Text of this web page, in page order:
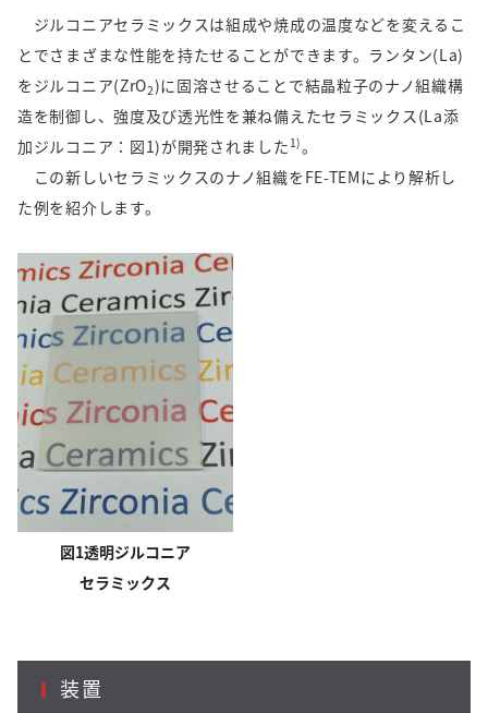
ジルコニアセラミックスは組成や焼成の温度などを変えるこ
とでさまざまな性能を持たせることができます。ランタン(La)
をジルコニア(ZrO2)に固溶させることで結晶粒子のナノ組織構
造を制御し、強度及び透光性を兼ね備えたセラミックス(La添
加ジルコニア：図1)が開発されました 1)。
この新しいセラミックスのナノ組織をFE-TEMにより解析し
た例を紹介します。
図1透明ジルコニア
セラミックス
装置